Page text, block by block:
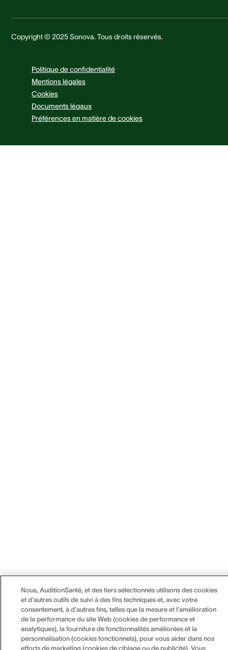
Copyright © 2025 Sonova. Tous droits réservés.
Politique de confidentialité
Mentions légales
Cookies
Documents légaux
Préférences en matière de cookies
Nous, AuditionSanté, et des tiers sélectionnés utilisons des cookies
et d'autres outils de suivi à des fins techniques et, avec votre
consentement, à d'autres fins, telles que la mesure et l'amélioration
de la performance du site Web (cookies de performance et
analytiques), la fourniture de fonctionnalités améliorées et la
personnalisation (cookies fonctionnels), pour vous aider dans nos
efforts de marketing (cookies de ciblage ou de publicité). Vous